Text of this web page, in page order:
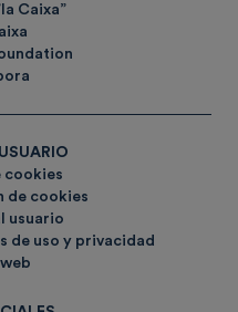
Caixa”
cookies
de cookies
usuario
de uso y privacidad